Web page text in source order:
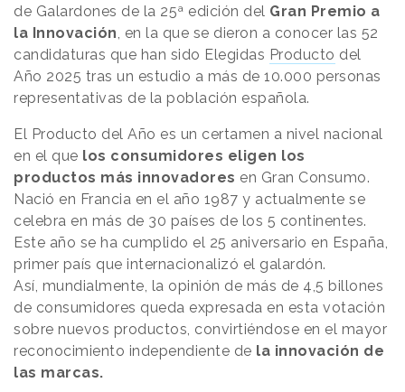
de Galardones de la 25ª edición del Gran Premio a
la Innovación, en la que se dieron a conocer las 52
candidaturas que han sido Elegidas Producto del
Año 2025 tras un estudio a más de 10.000 personas
representativas de la población española.
El Producto del Año es un certamen a nivel nacional
en el que los consumidores eligen los
productos más innovadores en Gran Consumo.
Nació en Francia en el año 1987 y actualmente se
celebra en más de 30 países de los 5 continentes.
Este año se ha cumplido el 25 aniversario en España,
primer país que internacionalizó el galardón.
Así, mundialmente, la opinión de más de 4,5 billones
de consumidores queda expresada en esta votación
sobre nuevos productos, convirtiéndose en el mayor
reconocimiento independiente de la innovación de
las marcas.